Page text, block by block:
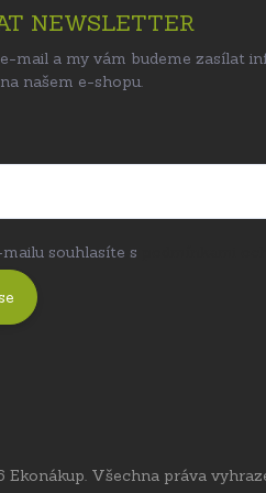
NEWSLETTER
mail a my vám budeme zasílat
našem e-shopu.
souhlasíte s
Ekonákup. Všechna práva